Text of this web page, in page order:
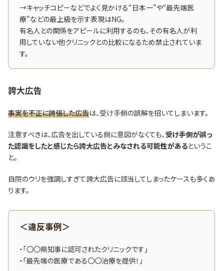
→キャッチコピーなどでよく見かける“日本一”や“最先端医
療”などの最上級を示す表現はNG。
有名人との関係をアピールに利用するのも、その有名人が利
用していない他クリニックとの比較になるため禁止されていま
す。
誇大広告
事実を不正に誇張した広告は、受け手側の誤解を招いてしまいます。
注意すべきは、広告を出している側に意図がなくても、 受け手側が誤っ
た認識をしたと感じたら誇大広告とみなされる可能性があるというこ
と。
自院のウリを強調しすぎて誇大広告に該当してしまったケースも多くあ
ります。
＜違反事例＞
・「〇〇県知事に認可されたクリニックです」
・「最先端の医療である〇〇治療を提供！」